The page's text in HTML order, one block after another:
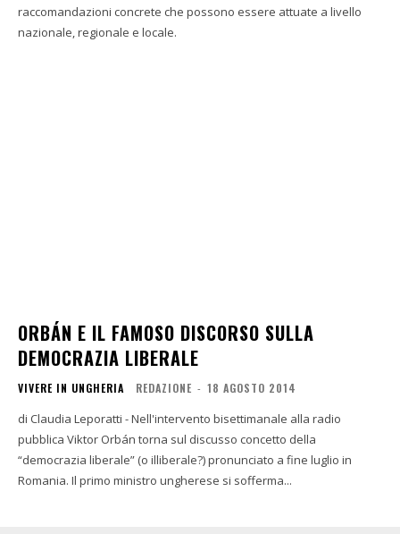
raccomandazioni concrete che possono essere attuate a livello
nazionale, regionale e locale.
ORBÁN E IL FAMOSO DISCORSO SULLA
DEMOCRAZIA LIBERALE
VIVERE IN UNGHERIA REDAZIONE - 18 AGOSTO 2014
di Claudia Leporatti - Nell'intervento bisettimanale alla radio
pubblica Viktor Orbán torna sul discusso concetto della
“democrazia liberale” (o illiberale?) pronunciato a fine luglio in
Romania. Il primo ministro ungherese si sofferma...